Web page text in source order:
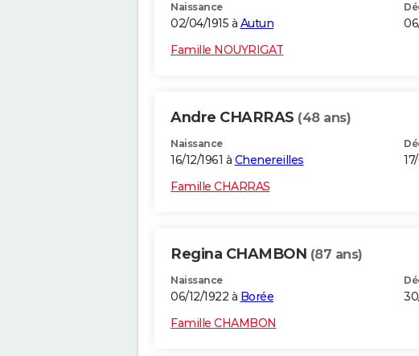
Naissance
02/04/1915 à Autun
Famille NOUYRIGAT
Andre CHARRAS (48 ans)
Naissance
16/12/1961 à Chenereilles
Famille CHARRAS
Regina CHAMBON (87 ans)
Naissance
06/12/1922 à Borée
Famille CHAMBON